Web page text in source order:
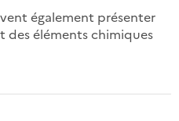
également présenter
des éléments chimiques